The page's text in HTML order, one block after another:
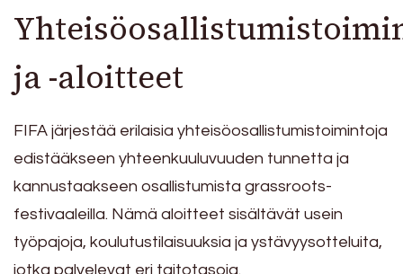
ja -aloitteet
FIFA järjestää erilaisia yhteisöosallistumistoimintoja
edistääkseen yhteenkuuluvuuden tunnetta ja
kannustaakseen osallistumista grassroots-
festivaaleilla. Nämä aloitteet sisältävät usein
työpajoja, koulutustilaisuuksia ja ystävyysotteluita,
jotka palvelevat eri taitotasoja.